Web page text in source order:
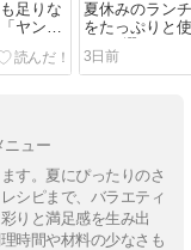
足りな
ヤンニ
夏休みのラン
をたっぷりと
はん5選
3日前
ニュー
す。夏にぴったりのさ
シピまで、バラエティ
りと満足感を生み出
時間や材料の少なさも